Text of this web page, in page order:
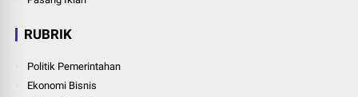
RUBRIK
Politik Pemerintahan
Ekonomi Bisnis